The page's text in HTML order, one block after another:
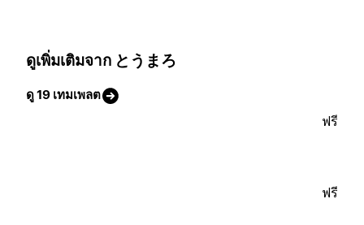
ดูเพิ่มเติมจาก とうまろ
ดู 19 เทมเพลต
ฟรี
ฟรี